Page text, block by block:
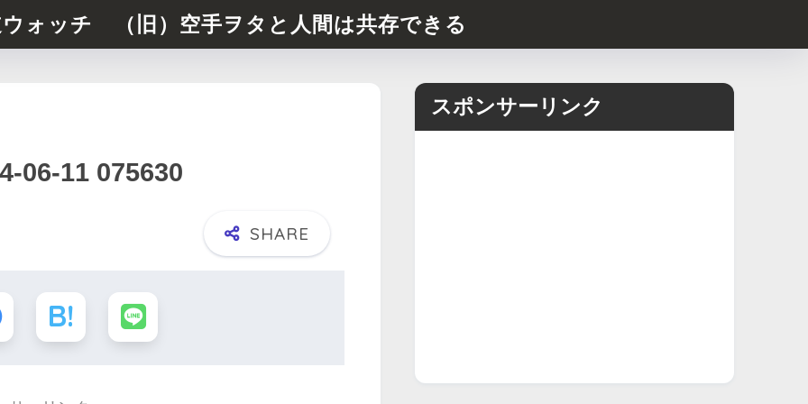
ォッチ （旧）空手ヲタと人間は共存できる
06-11 075630
スポンサーリンク